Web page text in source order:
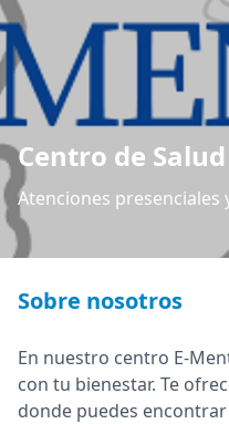
Centro de
Atenciones presenciales
Sobre nosotros
En nuestro centro E-
con tu bienestar. Te
donde puedes